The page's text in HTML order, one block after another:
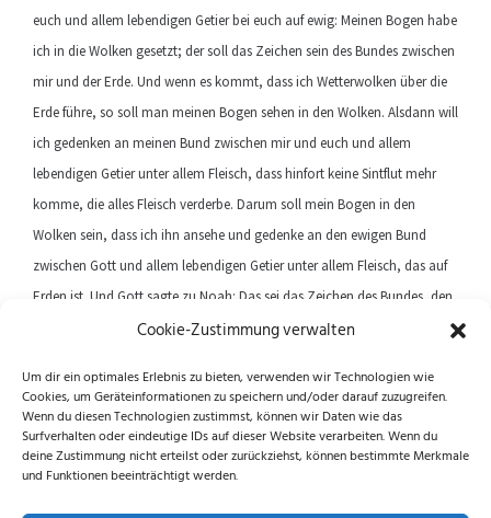
Cookie-Zustimmung verwalten
Um dir ein optimales Erlebnis zu bieten, verwenden wir Technologien wie
Cookies, um Geräteinformationen zu speichern und/oder darauf zuzugreifen.
Wenn du diesen Technologien zustimmst, können wir Daten wie das
Surfverhalten oder eindeutige IDs auf dieser Website verarbeiten. Wenn du
deine Zustimmung nicht erteilst oder zurückziehst, können bestimmte Merkmale
und Funktionen beeinträchtigt werden.
euch und allem lebendigen Getier bei euch auf ewig: Meinen Bogen habe
ich in die Wolken gesetzt; der soll das Zeichen sein des Bundes zwischen
mir und der Erde. Und wenn es kommt, dass ich Wetterwolken über die
Erde führe, so soll man meinen Bogen sehen in den Wolken. Alsdann will
ich gedenken an meinen Bund zwischen mir und euch und allem
lebendigen Getier unter allem Fleisch, dass hinfort keine Sintflut mehr
komme, die alles Fleisch verderbe. Darum soll mein Bogen in den
Wolken sein, dass ich ihn ansehe und gedenke an den ewigen Bund
zwischen Gott und allem lebendigen Getier unter allem Fleisch, das auf
Erden ist. Und Gott sagte zu Noah: Das sei das Zeichen des Bundes, den
ich aufgerichtet habe zwischen mir und allem Fleisch auf Erden.
Next article
Previous article
Folge uns auf Instagram und Facebook!